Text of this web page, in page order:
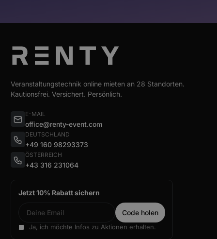
Veranstaltungstechnik online mieten an 28 Standorten.
Kautionsfrei. Versichert. Persönlich.
E-MAIL
office@renty-event.com
DEUTSCHLAND
+49 160 98293373
ÖSTERREICH
+43 316 231064
Jetzt 10% Rabatt sichern
Ja, ich möchte Infos zu Aktionen erhalten.